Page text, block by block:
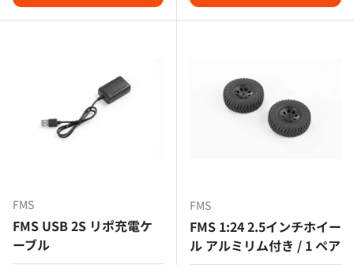
FMS
FMS USB 2S リポ充電ケ
ーブル
FMS
FMS 1:24 2.5インチホイー
ル アルミリム付き / 1 ペア